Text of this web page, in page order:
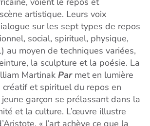
artistique. Leurs voix
sur les sept types de repos
social, spirituel, physique,
au moyen de techniques variées,
la sculpture et la poésie. La
Martinak Par met en lumière
créatif et spirituel du repos en
garçon se prélassant dans la
et la culture. L’œuvre illustre
« l’art achève ce que la